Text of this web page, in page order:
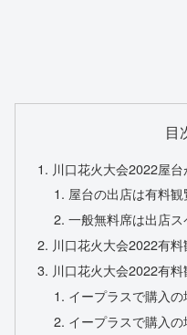
目
川口花火大会2022屋
屋台の出店は有料
一般無料席は出店
川口花火大会2022有
川口花火大会2022有
イープラスで購入の
イープラスで購入